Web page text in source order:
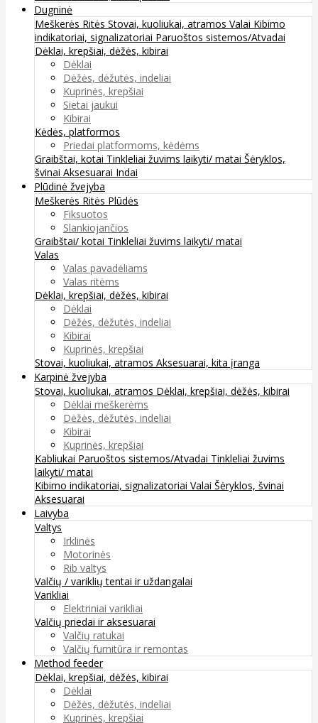
Dugninė
Meškerės Ritės Stovai, kuoliukai, atramos Valai Kibimo
indikatoriai, signalizatoriai Paruoštos sistemos/Atvadai
Dėklai, krepšiai, dėžės, kibirai
Dėklai
Dėžės, dėžutės, indeliai
Kuprinės, krepšiai
Sietai jaukui
Kibirai
Kėdės, platformos
Priedai platformoms, kėdėms
Graibštai, kotai Tinkleliai žuvims laikyti/ matai Šėryklos,
švinai Aksesuarai Indai
Plūdinė žvejyba
Meškerės Ritės Plūdės
Fiksuotos
Slankiojančios
Graibštai/ kotai Tinkleliai žuvims laikyti/ matai
Valas
Valas pavadėliams
Valas ritėms
Dėklai, krepšiai, dėžės, kibirai
Dėklai
Dėžės, dėžutės, indeliai
Kibirai
Kuprinės, krepšiai
Stovai, kuoliukai, atramos Aksesuarai, kita įranga
Karpinė žvejyba
Stovai, kuoliukai, atramos Dėklai, krepšiai, dėžės, kibirai
Dėklai meškerėms
Dėžės, dėžutės, indeliai
Kibirai
Kuprinės, krepšiai
Kabliukai Paruoštos sistemos/Atvadai Tinkleliai žuvims
laikyti/ matai
Kibimo indikatoriai, signalizatoriai Valai Šėryklos, švinai
Aksesuarai
Laivyba
Valtys
Irklinės
Motorinės
Rib valtys
Valčių / variklių tentai ir uždangalai
Varikliai
Elektriniai varikliai
Valčių priedai ir aksesuarai
Valčių ratukai
Valčių furnitūra ir remontas
Method feeder
Dėklai, krepšiai, dėžės, kibirai
Dėklai
Dėžės, dėžutės, indeliai
Kuprinės, krepšiai